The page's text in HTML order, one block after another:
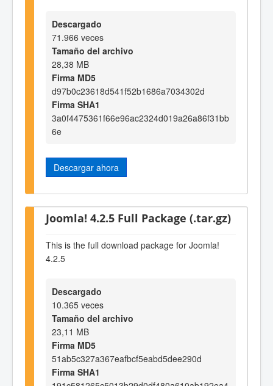
Descargado
71.966 veces
Tamaño del archivo
28,38 MB
Firma MD5
d97b0c23618d541f52b1686a7034302d
Firma SHA1
3a0f4475361f66e96ac2324d019a26a86f31bb
6e
Descargar ahora
Joomla! 4.2.5 Full Package (.tar.gz)
This is the full download package for Joomla!
4.2.5
Descargado
10.365 veces
Tamaño del archivo
23,11 MB
Firma MD5
51ab5c327a367eafbcf5eabd5dee290d
Firma SHA1